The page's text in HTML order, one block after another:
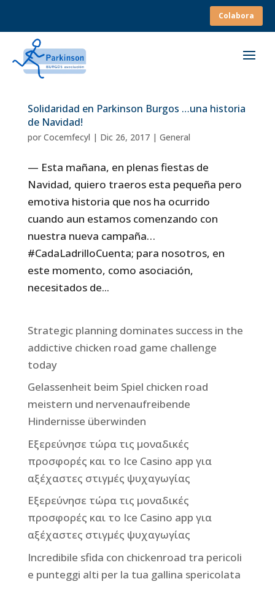
Colabora
Solidaridad en Parkinson Burgos …una historia
de Navidad!
por Cocemfecyl | Dic 26, 2017| General
— Esta mañana, en plenas fiestas de
Navidad, quiero traeros esta pequeña pero
emotiva historia que nos ha ocurrido
cuando aun estamos comenzando con
nuestra nueva campaña…
#CadaLadrilloCuenta; para nosotros, en
este momento, como asociación,
necesitados de...
Strategic planning dominates success in the
addictive chicken road game challenge
today
Gelassenheit beim Spiel chicken road
meistern und nervenaufreibende
Hindernisse überwinden
Εξερεύνησε τώρα τις μοναδικές
προσφορές και το Ice Casino app για
αξέχαστες στιγμές ψυχαγωγίας
Εξερεύνησε τώρα τις μοναδικές
προσφορές και το Ice Casino app για
αξέχαστες στιγμές ψυχαγωγίας
Incredibile sfida con chickenroad tra pericoli
e punteggi alti per la tua gallina spericolata